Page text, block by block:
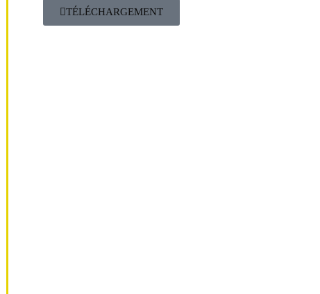
TÉLÉCHARGEMENT